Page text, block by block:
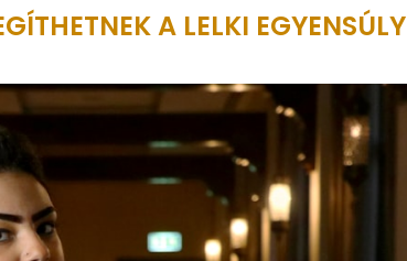
A LELKI EGYENSÚLY